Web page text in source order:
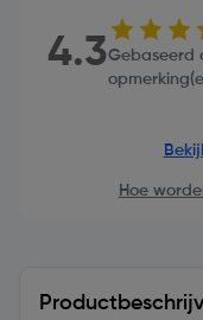
4.3Gebaseerd
Hoe